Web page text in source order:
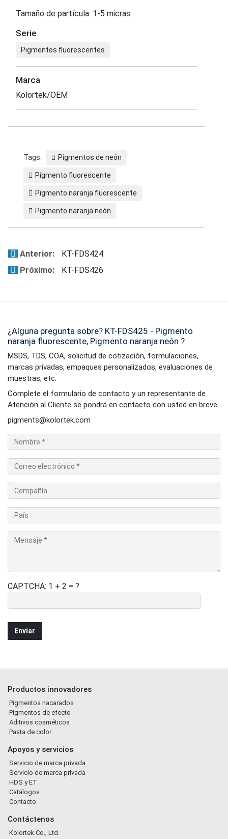
Tamaño de partícula: 1-5 micras
Serie
Pigmentos fluorescentes
Marca
Kolortek/OEM
Tags: Pigmentos de neón
Pigmento fluorescente
Pigmento naranja fluorescente
Pigmento naranja neón
Anterior:
KT-FDS424
Próximo:
KT-FDS426
¿Alguna pregunta sobre? KT-FDS425 - Pigmento
naranja fluorescente, Pigmento naranja neón ?
MSDS, TDS, COA, solicitud de cotización, formulaciones,
marcas privadas, empaques personalizados, evaluaciones de
muestras, etc.
Complete el formulario de contacto y un representante de
Atención al Cliente se pondrá en contacto con usted en breve.
pigments@kolortek.com
CAPTCHA: 1 + 2 = ?
Productos innovadores
Pigmentos nacarados
Pigmentos de efecto
Aditivos cosméticos
Pasta de color
Apoyos y servicios
Servicio de marca privada
Servicio de marca privada
HDS y ET
Catálogos
Contacto
Contáctenos
Kolortek Co., Ltd.